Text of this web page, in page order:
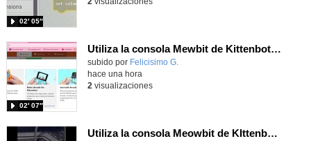
02′ 05″
Utiliza la consola Mewbit de Kittenbot para llevar tus juegos arcade de MakeCode a tu mano
Contenido educativo.
subido por Felicisimo G.
02′ 07″
hace una hora
2 visualizaciones
Utiliza la consola Meowbit de KIttenbot para jugar con tus programas MakeCode Arcade